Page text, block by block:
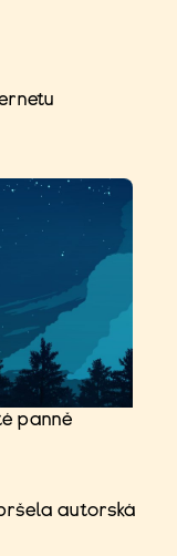
panně
autorská